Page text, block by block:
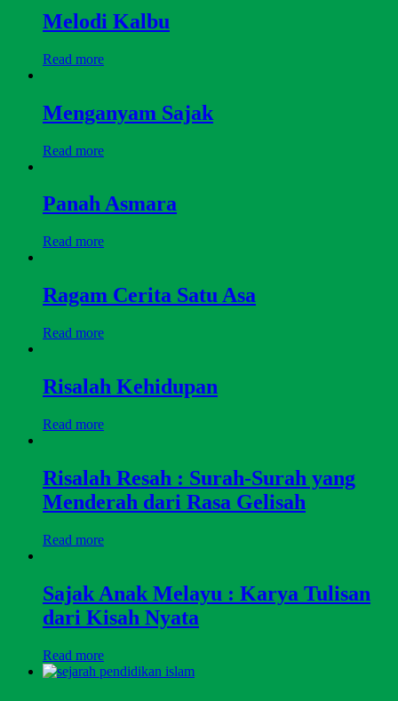
Melodi Kalbu
Read more
Menganyam Sajak
Read more
Panah Asmara
Read more
Ragam Cerita Satu Asa
Read more
Risalah Kehidupan
Read more
Risalah Resah : Surah-Surah yang
Menderah dari Rasa Gelisah
Read more
Sajak Anak Melayu : Karya Tulisan
dari Kisah Nyata
Read more